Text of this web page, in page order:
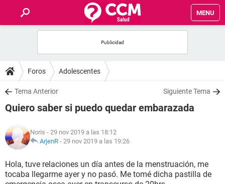
MENU
FOROS
SALUD
FAMILIA
NUTRICIÓN
BIENESTAR
Foros Adolescentes
Tema Anterior Siguiente Tema
Quiero saber si puedo quedar embarazada
Noris - 29 nov 2019 a las 18:12
ArjenR - 29 nov 2019 a las 19:26
Hola, tuve relaciones un día antes de la menstruación, me
tocaba llegarme ayer y no pasó. Me tomé dicha pastilla de